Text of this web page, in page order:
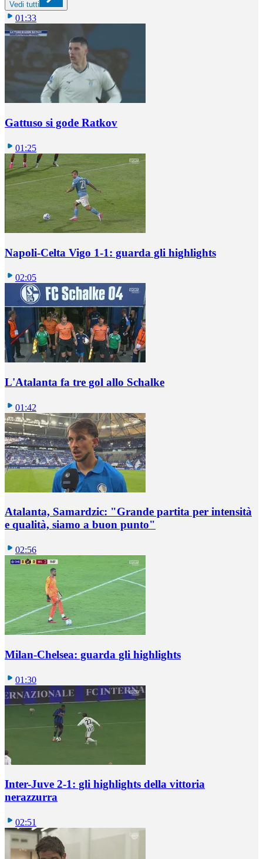
Vedi tutti
01:33
Gattuso si gode Ratkov
01:25
Napoli-Celta Vigo 1-1: guarda gli highlights
02:05
L'Atalanta fa tre gol allo Schalke
01:42
Atalanta, Samardzic: "Grande partita per intensità
e qualità, siamo a buon punto"
02:56
Milan-Chelsea: guarda gli highlights
01:30
Inter-Juve 2-1: gli highlights della vittoria
nerazzurra
02:51